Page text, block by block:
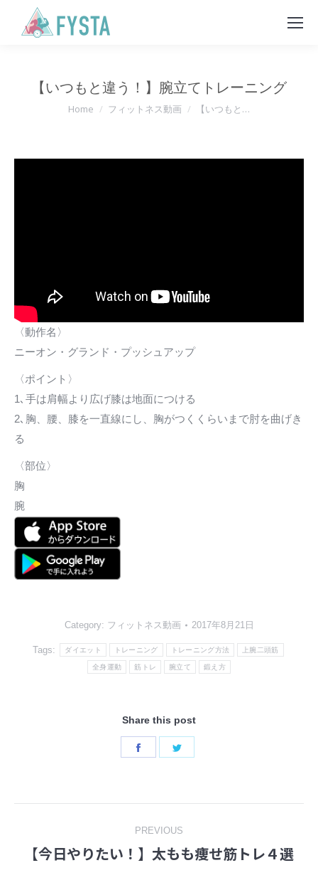
【いつもと違う！】腕立てトレーニング
You are here:
Home フィットネス動画 【いつもと…
〈動作名〉
ニーオン・グランド・プッシュアップ
〈ポイント〉
1､手は肩幅より広げ膝は地面につける
2､胸、腰、膝を一直線にし、胸がつくくらいまで肘を曲げき
る
〈部位〉
胸
腕
Category: フィットネス動画 2017年8月21日
Tags: ダイエット トレーニング トレーニング方法 上腕二頭筋
全身運動 筋トレ 腕立て 鍛え方
Share this post
Share
navigation
PREVIOUS
Previous
【今日やりたい！】太もも痩せ筋トレ４選